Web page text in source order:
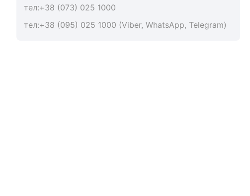
тел:+38 (073) 025 1000
тел:+38 (095) 025 1000 (Viber, WhatsApp, Telegram)